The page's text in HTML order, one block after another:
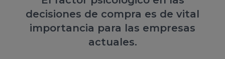
decisiones de compra es de vital
importancia para las empresas
actuales.